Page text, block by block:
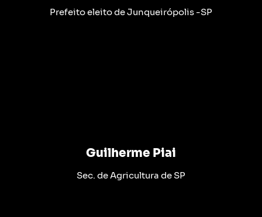
Prefeito eleito de Junqueirópolis -SP
Guilherme Piai
Sec. de Agricultura de SP